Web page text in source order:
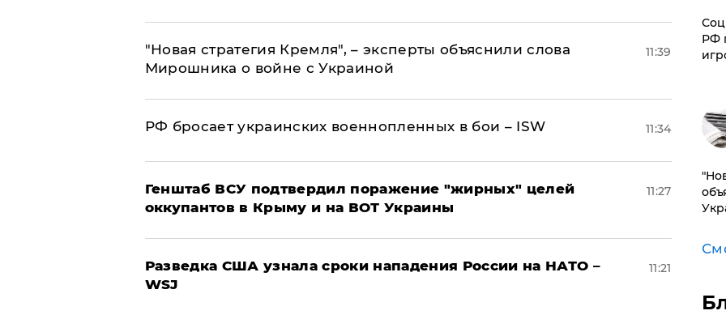
"Новая стратегия Кремля", – эксперты объяснили слова
Мирошника о войне с Украиной
11:39
РФ бросает украинских военнопленных в бои – ISW 11:34
Генштаб ВСУ подтвердил поражение "жирных" целей
оккупантов в Крыму и на ВОТ Украины
11:27
Разведка США узнала сроки нападения России на НАТО –
WSJ
11:21
РФ